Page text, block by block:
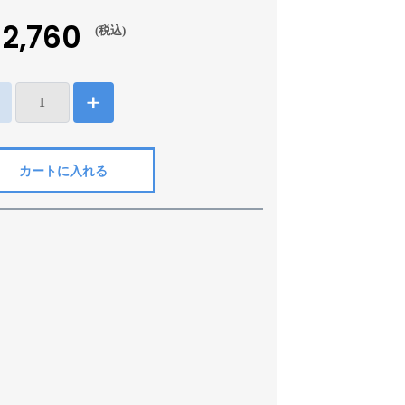
(税込)
カートに入れる